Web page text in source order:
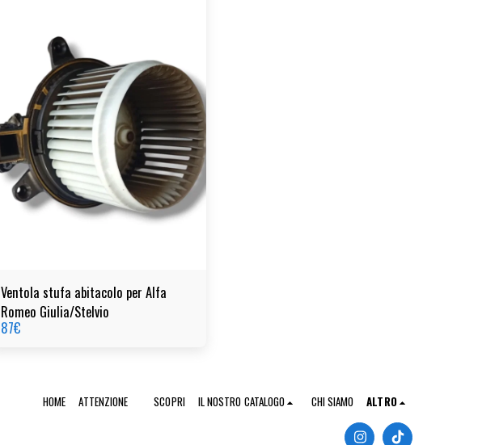
Ventola stufa abitacolo per Alfa
Romeo Giulia/Stelvio
87€
HOME ATTENZIONE SCOPRI IL NOSTRO CATALOGO CHI SIAMO ALTRO